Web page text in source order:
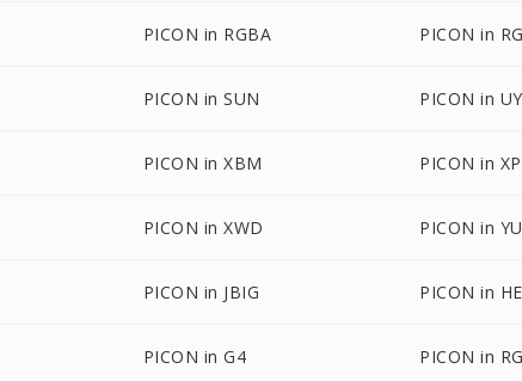
PICON in RGBA PICON in
PICON in SUN PICON in
PICON in XBM PICON in
PICON in XWD PICON in
PICON in JBIG PICON in
PICON in G4 PICON in